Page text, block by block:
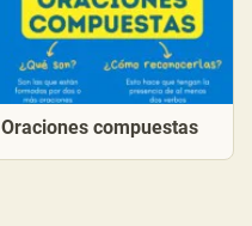
Oraciones compuestas